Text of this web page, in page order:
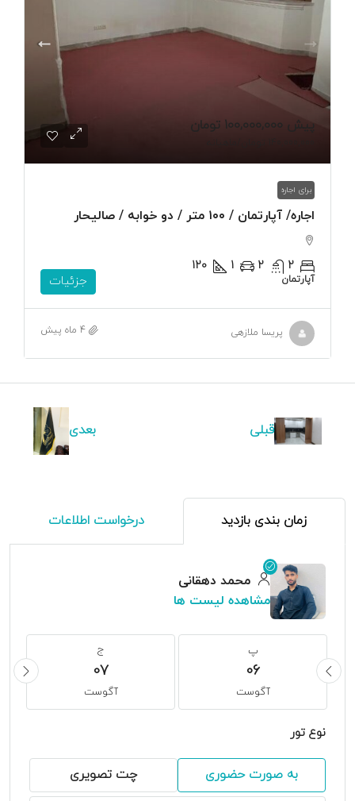
پیش 100,000,000 تومان
برای اجاره
اجاره/ آپارتمان / ۱۰۰ متر / دو خوابه / صالیحار
2
2
1
120
آپارتمان جزئیات
پریسا ملازهی 4 ماه پیش
قبلی بعدی
زمان بندی بازدید درخواست اطلاعات
محمد دهقانی
مشاهده لیست ها
پ
06
آگوست
ج
07
آگوست
نوع تور
به صورت حضوری چت تصویری